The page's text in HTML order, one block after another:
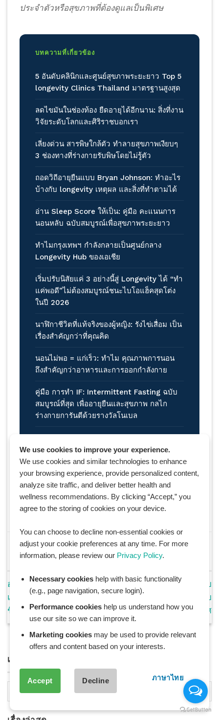
ประจำตัวหรือสุขภาพที่ต้องดูแลเป็นพิเศษ
บทความที่เกี่ยวข้อง
5 อันดับคลินิกและศูนย์สุขภาพระยะยาว Top 5
longevity Clinics Thailand มาตรฐานสูงสุด
ลดไขมันในช่องท้อง ยืดอายุได้อีกนาน: สิ่งที่งาน
วิจัยระดับโลกและศิริราชบอกเรา
เลี่ยงด่วน สารพิษใกล้ตัว ทำลายสุขภาพเงียบๆ
3 ช่องทางที่ร่างกายรับพิษโดยไม่รู้ตัว
ถอดวิถีอายุยืนแบบ Bryan Johnson: ทำอะไร
บ้างกับ longevity เหตุผล และสิ่งที่ทำตามได้
อ่าน Sleep Score ให้เป็น: คู่มือ คะแนนการ
นอนหลับ ฉบับสมบูรณ์เพื่อสุขภาพระยะยาว
ทำไมกรุงเทพฯ กำลังกลายเป็นศูนย์กลาง
Longevity Hub ของเอเชีย
เริ่มปรับนิสัยแค่ 3 อย่างนี้สู่ Longevity ได้ “ทำ
แค่พอดี”ไม่ต้องสมบูรณ์ชนะไบโอแฮ็คสุดโต่ง
ในปี 2026
นาฬิกาชีวิตที่แท้จริงของผู้หญิง: รังไข่เสื่อม เป็น
เรื่องสำคัญกว่าที่คุณคิด
นอนไม่พอ = แก่เร็ว: ทำไม คุณภาพการนอน
ถึงสำคัญกว่าอาหารและการออกกำลังกาย
คู่มือ การทำ IF: Intermittent Fasting ฉบับ
สมบูรณ์ที่สุด เพื่ออายุยืนและสุขภาพ กลไก
ร่างกายการันตีด้วยรางวัลโนเบล
This entry was posted in Anti-aging Longevity
แผนออกกำลังกาย
ไมโตคอนเดรีย .
อ่านผลเลือดด้วยตัวเอง: ค่าที่
แพทย์ไม่ได้บอก แต่บอกอายุ
ชีวภาพของคุณ
รวมเซ็ท อาหารเสริมสำหรับ
วัย40 ที่ดีที่สุด: คู่มือฉบับ
สมบูรณ์แยกตามเพศ
เลือกหัวข้อบลอค BLOG TOPICS
ข้อ
We use cookies to improve your experience.
We use cookies and similar technologies to enhance
your browsing experience, provide personalized content,
analyze site traffic, and deliver better health and
wellness recommendations. By clicking “Accept,” you
agree to the storing of cookies on your device.
You can choose to decline non-essential cookies or
adjust your cookie preferences at any time. For more
information, please review our Privacy Policy.
Necessary cookies help with basic functionality
(e.g., page navigation, secure login).
Performance cookies help us understand how you
use our site so we can improve it.
Marketing cookies may be used to provide relevant
offers and content based on your interests.
Accept Decline ภาษาไทย